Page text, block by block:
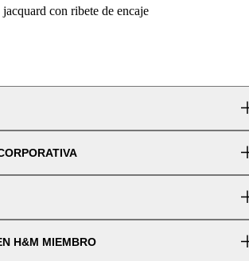
con ribete de encaje
H&M MIEMBRO